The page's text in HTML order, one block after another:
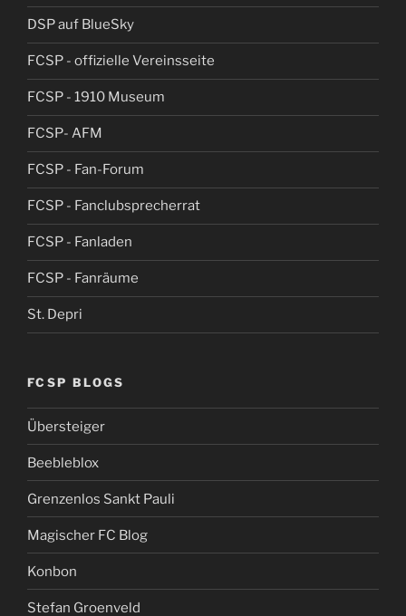
DSP auf BlueSky
FCSP - offizielle Vereinsseite
FCSP - 1910 Museum
FCSP- AFM
FCSP - Fan-Forum
FCSP - Fanclubsprecherrat
FCSP - Fanladen
FCSP - Fanräume
St. Depri
FCSP BLOGS
Übersteiger
Beebleblox
Grenzenlos Sankt Pauli
Magischer FC Blog
Konbon
Stefan Groenveld